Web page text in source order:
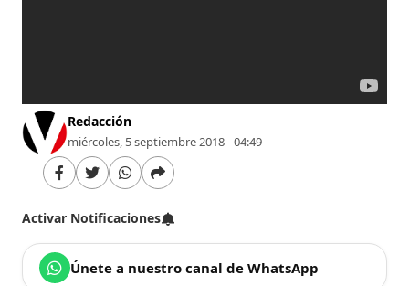
Redacción
miércoles, 5 septiembre 2018 - 04:49
Activar Notificaciones
Únete a nuestro canal de WhatsApp